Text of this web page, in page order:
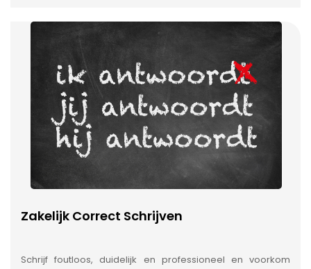
Zakelijk Correct Schrijven
Schrijf foutloos, duidelijk en professioneel en voorkom